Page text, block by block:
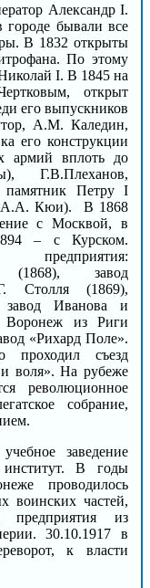
Александр I.
бывали все
В 1832 открыты
По этому
I. В 1845 на
открыт
его выпускников
А.М. Каледин,
его конструкции
армий вплоть до
Г.В.Плеханов,
Петру I
А.А. Кюи). В 1868
с Москвой, в
– с Курском.
(1868), завод
Столля (1869),
завод Иванова и
из Риги
«Рихард Поле».
проходил съезд
и воля». На рубеже
революционное
собрание,
заведение
институт. В годы
проводилось
воинских частей,
предприятия из
30.10.1917 в
к власти